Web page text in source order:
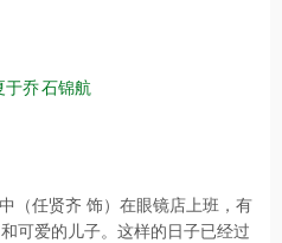
于乔石锦航
（任贤齐 饰）在眼镜店上班，有
可爱的儿子。这样的日子已经过